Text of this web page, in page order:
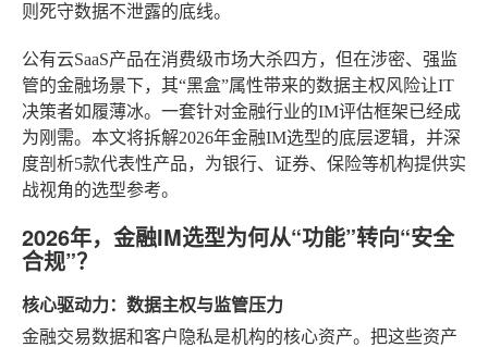
则死守数据不泄露的底线。
公有云SaaS产品在消费级市场大杀四方，但在涉密、强监
管的金融场景下，其“黑盒”属性带来的数据主权风险让IT
决策者如履薄冰。一套针对金融行业的IM评估框架已经成
为刚需。本文将拆解2026年金融IM选型的底层逻辑，并深
度剖析5款代表性产品，为银行、证券、保险等机构提供实
战视角的选型参考。
2026年，金融IM选型为何从“功能”转向“安全
合规”？
核心驱动力：数据主权与监管压力
金融交易数据和客户隐私是机构的核心资产。把这些资产